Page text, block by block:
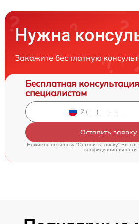
Нужна
Закажите бесплатную
Бесплатная
специалистом
Оставить заявку
Нажимая на кнопку "Оставить заявку" Вы
конфиденциальности